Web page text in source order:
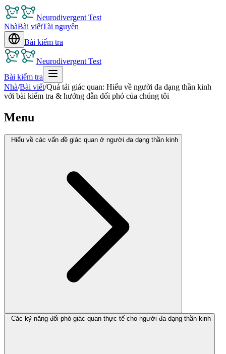
Neurodivergent Test
NhàBài viếtTài nguyên
Bài kiểm tra
Neurodivergent Test
Bài kiểm tra
Nhà/Bài viết/Quá tải giác quan: Hiểu về người đa dạng thần kinh
với bài kiểm tra & hướng dẫn đối phó của chúng tôi
Menu
Hiểu về các vấn đề giác quan ở người đa dạng thần kinh
Các kỹ năng đối phó giác quan thực tế cho người đa dạng thần kinh